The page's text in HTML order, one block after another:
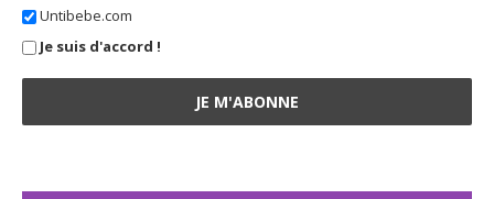
Untibebe.com
Je suis d'accord !